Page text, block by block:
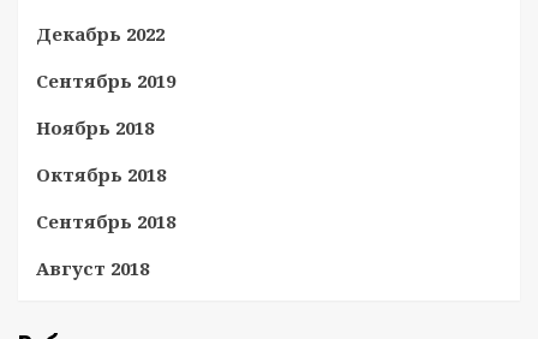
Декабрь 2022
Сентябрь 2019
Ноябрь 2018
Октябрь 2018
Сентябрь 2018
Август 2018